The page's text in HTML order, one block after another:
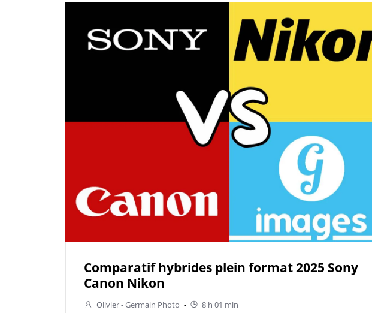
Comparatif hybrides plein format 2025 Sony
Canon Nikon
Olivier - Germain Photo - 8 h 01 min